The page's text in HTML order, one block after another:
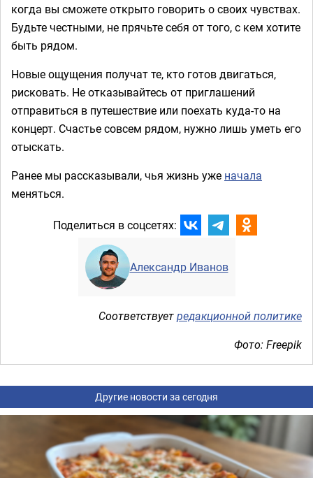
когда вы сможете открыто говорить о своих чувствах.
Будьте честными, не прячьте себя от того, с кем хотите
быть рядом.
Новые ощущения получат те, кто готов двигаться,
рисковать. Не отказывайтесь от приглашений
отправиться в путешествие или поехать куда-то на
концерт. Счастье совсем рядом, нужно лишь уметь его
отыскать.
Ранее мы рассказывали, чья жизнь уже начала
меняться.
Поделиться в соцсетях:
Александр Иванов
Соответствуетредакционной политике
Фото: Freepik
Другие новости за сегодня